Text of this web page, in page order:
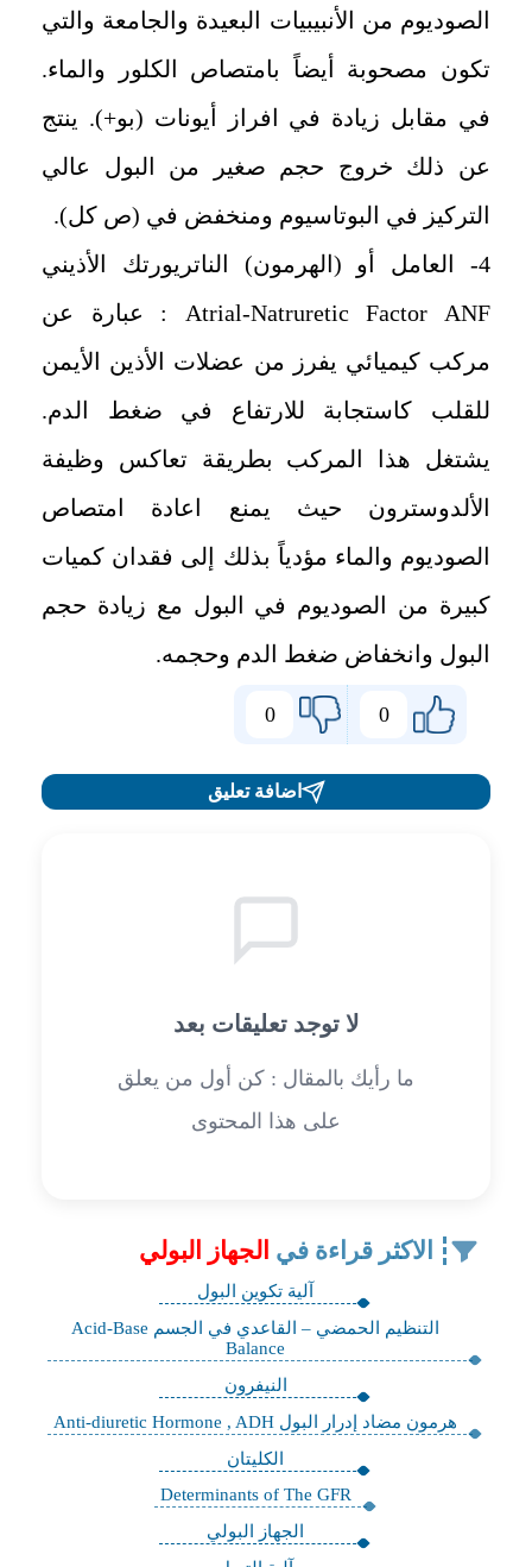
الصوديوم من الأنبيبيات البعيدة والجامعة والتي
تكون مصحوبة أيضاً بامتصاص الكلور والماء.
في مقابل زيادة في افراز أيونات (بو+). ينتج
عن ذلك خروج حجم صغير من البول عالي
التركيز في البوتاسيوم ومنخفض في (ص كل).
4- العامل أو (الهرمون) الناتريورتك الأذيني
Atrial-Natruretic Factor ANF : عبارة عن
مركب كيميائي يفرز من عضلات الأذين الأيمن
للقلب كاستجابة للارتفاع في ضغط الدم.
يشتغل هذا المركب بطريقة تعاكس وظيفة
الألدوسترون حيث يمنع اعادة امتصاص
الصوديوم والماء مؤدياً بذلك إلى فقدان كميات
كبيرة من الصوديوم في البول مع زيادة حجم
البول وانخفاض ضغط الدم وحجمه.
0
0
اضافة تعليق
لا توجد تعليقات بعد
ما رأيك بالمقال : كن أول من يعلق
على هذا المحتوى
الاكثر قراءة في الجهاز البولي
آلية تكوين البول
التنظيم الحمضي – القاعدي في الجسم Acid-Base
Balance
النيفرون
هرمون مضاد إدرار البول Anti-diuretic Hormone , ADH
الكليتان
Determinants of The GFR
الجهاز البولي